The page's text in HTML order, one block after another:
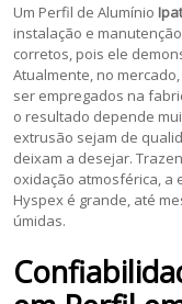
Um Perfil de Alumínio
instalação e
corretos, pois ele
Atualmente, no
ser empregados na
o resultado depende
extrusão sejam de
deixam a desejar.
oxidação atmosférica, a
Hyspex é grande, até
úmidas.